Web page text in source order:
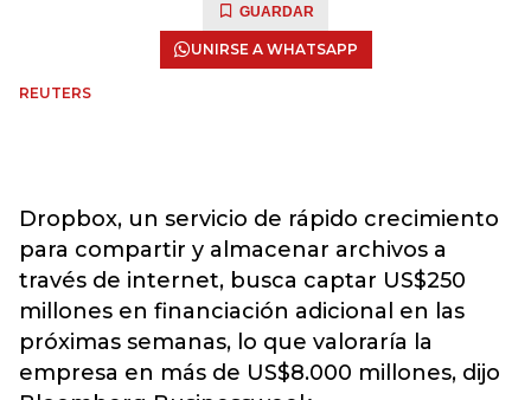
GUARDAR
UNIRSE A WHATSAPP
REUTERS
Dropbox, un servicio de rápido crecimiento
para compartir y almacenar archivos a
través de internet, busca captar US$250
millones en financiación adicional en las
próximas semanas, lo que valoraría la
empresa en más de US$8.000 millones, dijo